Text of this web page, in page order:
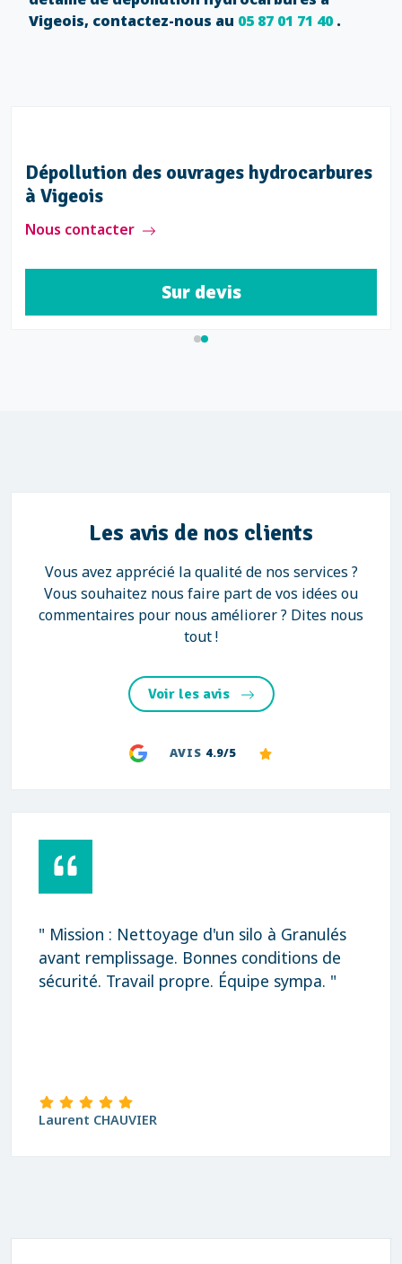
Vigeois, contactez-nous au 05 87 01 71 40.
Dépollution des ouvrages hydrocarbures
à Vigeois
Nous contacter
Sur devis
Les avis de nos clients
Vous avez apprécié la qualité de nos services ?
Vous souhaitez nous faire part de vos idées ou
commentaires pour nous améliorer ? Dites nous
tout !
Voir les avis
AVIS 4.9/5
" Mission : Nettoyage d'un silo à Granulés
avant remplissage. Bonnes conditions de
sécurité. Travail propre. Équipe sympa. "
Laurent CHAUVIER